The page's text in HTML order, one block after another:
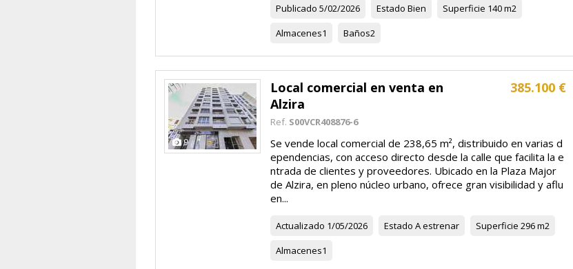
Publicado 5/02/2026 Estado Bien Superficie 140 m2
Almacenes1 Baños2
9
385.100 €
Local comercial en venta en
Alzira
Ref. S00VCR408876-6
Se vende local comercial de 238,65 m², distribuido en varias d
ependencias, con acceso directo desde la calle que facilita la e
ntrada de clientes y proveedores. Ubicado en la Plaza Major
de Alzira, en pleno núcleo urbano, ofrece gran visibilidad y aflu
en...
Actualizado 1/05/2026 Estado A estrenar Superficie 296 m2
Almacenes1